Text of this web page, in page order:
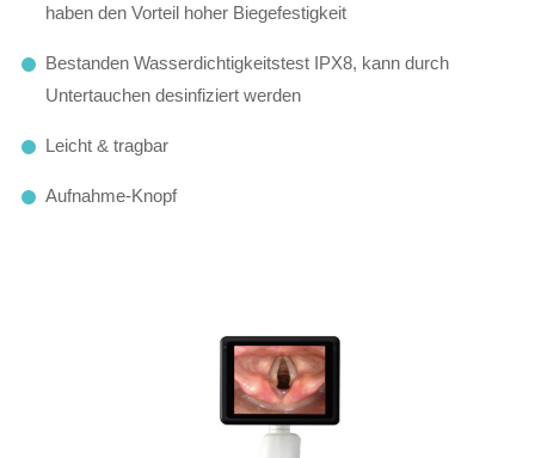
haben den Vorteil hoher Biegefestigkeit
Bestanden Wasserdichtigkeitstest IPX8, kann durch
Untertauchen desinfiziert werden
Leicht & tragbar
Aufnahme-Knopf